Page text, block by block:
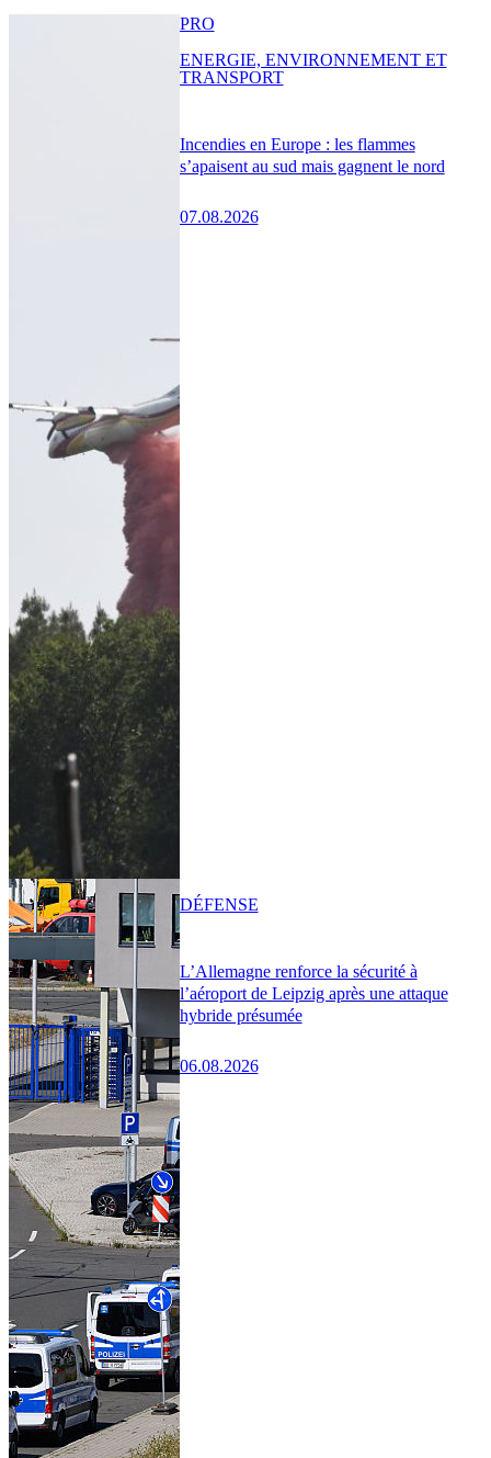
Incendies en Europe : les flammes
s’apaisent au sud mais gagnent le nord
07.08.2026
PRO
ENERGIE, ENVIRONNEMENT ET
TRANSPORT
L’Allemagne renforce la sécurité à
l’aéroport de Leipzig après une attaque
hybride présumée
06.08.2026
DÉFENSE